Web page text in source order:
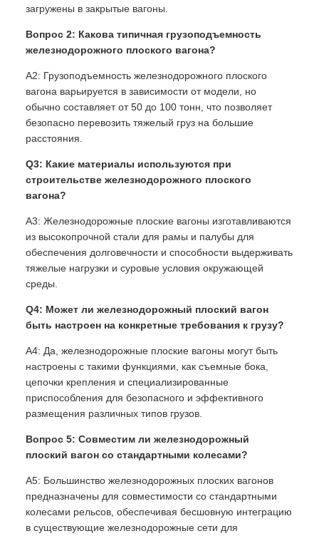
загружены в закрытые вагоны.
Вопрос 2: Какова типичная грузоподъемность
железнодорожного плоского вагона?
A2: Грузоподъемность железнодорожного плоского
вагона варьируется в зависимости от модели, но
обычно составляет от 50 до 100 тонн, что позволяет
безопасно перевозить тяжелый груз на большие
расстояния.
Q3: Какие материалы используются при
строительстве железнодорожного плоского
вагона?
A3: Железнодорожные плоские вагоны изготавливаются
из высокопрочной стали для рамы и палубы для
обеспечения долговечности и способности выдерживать
тяжелые нагрузки и суровые условия окружающей
среды.
Q4: Может ли железнодорожный плоский вагон
быть настроен на конкретные требования к грузу?
A4: Да, железнодорожные плоские вагоны могут быть
настроены с такими функциями, как съемные бока,
цепочки крепления и специализированные
приспособления для безопасного и эффективного
размещения различных типов грузов.
Вопрос 5: Совместим ли железнодорожный
плоский вагон со стандартными колесами?
A5: Большинство железнодорожных плоских вагонов
предназначены для совместимости со стандартными
колесами рельсов, обеспечивая бесшовную интеграцию
в существующие железнодорожные сети для